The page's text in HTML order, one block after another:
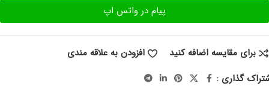
پیام در واتس اپ
برای مقایسه اضافه کنید
افزودن به علاقه مندی
گذاری :